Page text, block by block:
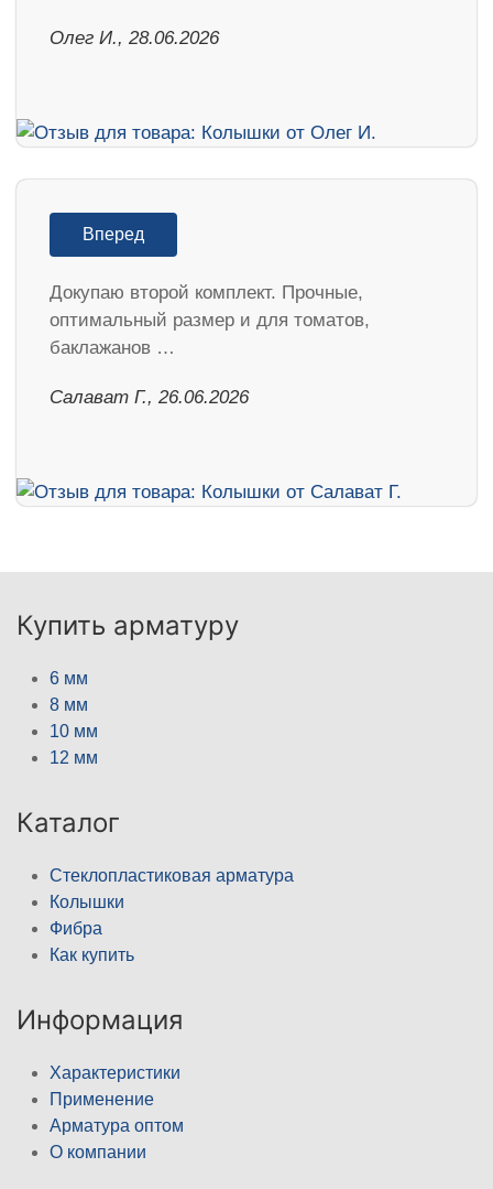
Олег И., 28.06.2026
Вперед
Докупаю второй комплект. Прочные,
оптимальный размер и для томатов,
баклажанов …
Салават Г., 26.06.2026
Купить арматуру
6 мм
8 мм
10 мм
12 мм
Каталог
Стеклопластиковая арматура
Колышки
Фибра
Как купить
Информация
Характеристики
Применение
Арматура оптом
О компании